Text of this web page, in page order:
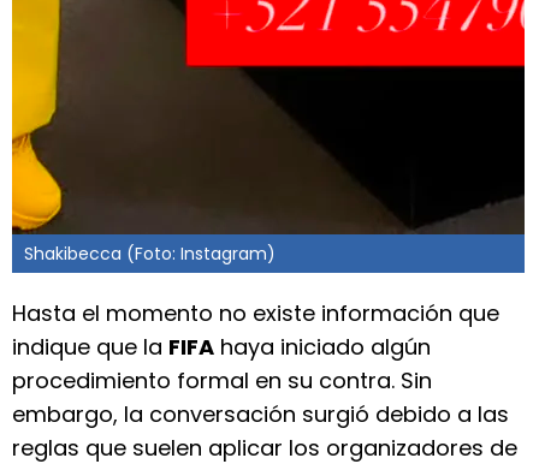
Shakibecca (Foto: Instagram)
Hasta el momento no existe información que
indique que la FIFA haya iniciado algún
procedimiento formal en su contra. Sin
embargo, la conversación surgió debido a las
reglas que suelen aplicar los organizadores de